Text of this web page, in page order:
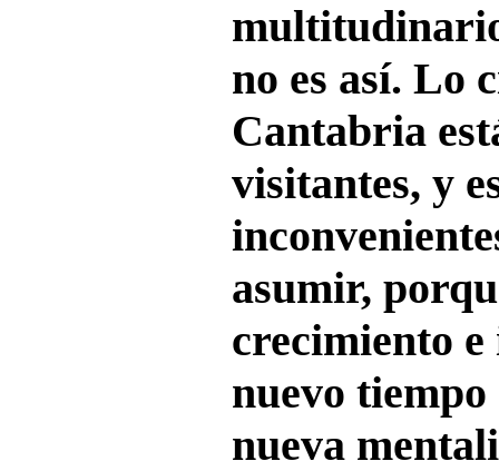
no es así. Lo
Cantabria
visitantes, y
asumir,
crecimiento e
nuevo
nueva